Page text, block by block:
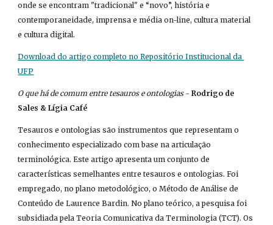
onde se encontram "tradicional" e “novo”, história e
contemporaneidade, imprensa e média on-line, cultura material
e cultura digital.
Download do artigo completo no Repositório Institucional da
UFP
O que há de comum entre tesauros e ontologias - Rodrigo de
Sales & Lígia Café
Tesauros e ontologias são instrumentos que representam o
conhecimento especializado com base na articulação
terminológica. Este artigo apresenta um conjunto de
características semelhantes entre tesauros e ontologias. Foi
empregado, no plano metodológico, o Método de Análise de
Conteúdo de Laurence Bardin. No plano teórico, a pesquisa foi
subsidiada pela Teoria Comunicativa da Terminologia (TCT). Os